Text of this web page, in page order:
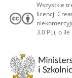
Wszystkie
licencji
3.0 PL), o